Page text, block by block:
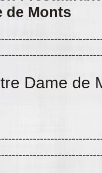
de Monts
Dame de